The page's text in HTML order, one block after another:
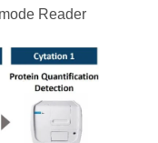
Reader